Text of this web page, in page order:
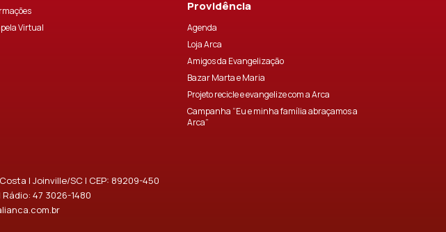
Virtual
Providência
Agenda
Loja Arca
Amigos da Evangelização
Bazar Marta e Maria
Projeto recicle e evangelize com a Arca
Campanha “Eu e minha família abraçamos a
Arca”
| Joinville/SC | CEP: 89209-450
| Rádio: 47 3026-1480